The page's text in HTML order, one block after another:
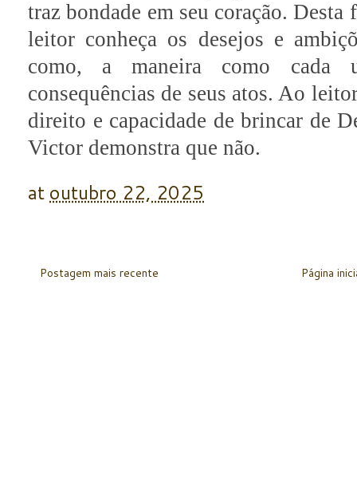
traz bondade em seu coração.
leitor conheça os desejos e
como, a maneira como cada
consequências de seus atos. Ao
direito e capacidade de brincar de
Victor demonstra que não.
at outubro 22, 2025
Postagem mais recente Página